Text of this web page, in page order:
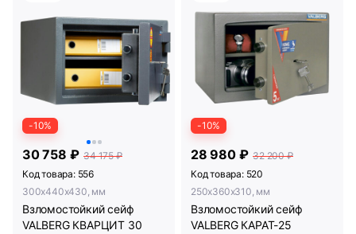
-10%
30 758 ₽ 34 175 ₽
Код товара: 556
300x440x430, мм
Взломостойкий сейф
VALBERG КВАРЦИТ 30
-10%
28 980 ₽ 32 200 ₽
Код товара: 520
250x360x310, мм
Взломостойкий сейф
VALBERG КАРАТ-25